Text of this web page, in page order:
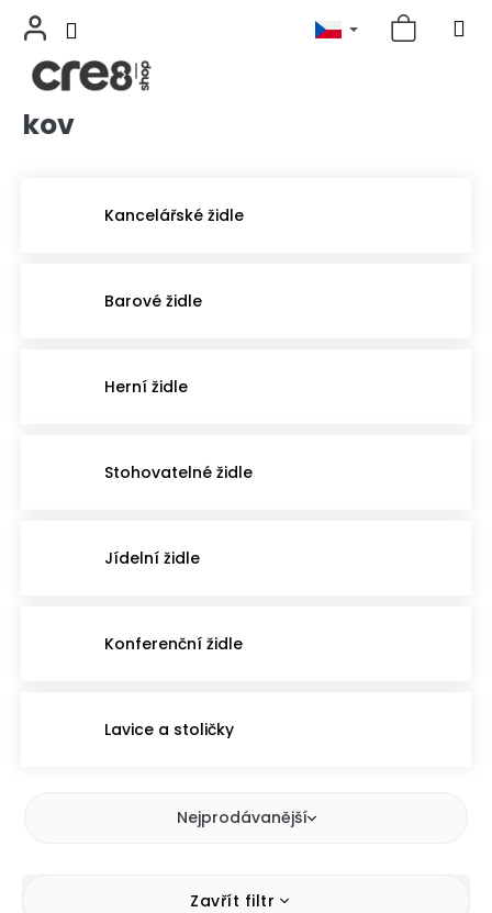
Přejítkov
Kancelářské židle
Barové židle
Herní židle
Stohovatelné židle
Jídelní židle
Konferenční židle
Lavice a stoličky
Nejprodávanější
Zavřít filtr